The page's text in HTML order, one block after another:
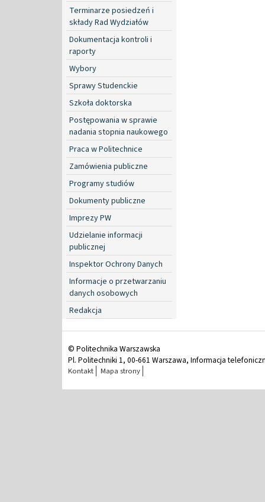
Terminarze posiedzeń i
składy Rad Wydziałów
Dokumentacja kontroli i
raporty
Wybory
Sprawy Studenckie
Szkoła doktorska
Postępowania w sprawie
nadania stopnia naukowego
Praca w Politechnice
Zamówienia publiczne
Programy studiów
Dokumenty publiczne
Imprezy PW
Udzielanie informacji
publicznej
Inspektor Ochrony Danych
Informacje o przetwarzaniu
danych osobowych
Redakcja
© Politechnika Warszawska
Pl. Politechniki 1, 00-661 Warszawa, Informacja
Kontakt Mapa strony